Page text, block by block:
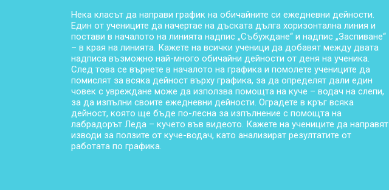
Нека класът да направи график на обичайните си ежедневни дейности.
Един от учениците да начертае на дъската дълга хоризонтална линия и
постави в началото на линията надпис „Събуждане“ и надпис „Заспиване“
– в края на линията. Кажете на всички ученици да добавят между двата
надписа възможно най-много обичайни дейности от деня на ученика.
След това се върнете в началото на графика и помолете учениците да
помислят за всяка дейност върху графика, за да определят дали един
човек с увреждане може да използва помощта на куче – водач на слепи,
за да изпълни своите ежедневни дейности. Оградете в кръг всяка
дейност, която ще бъде по-лесна за изпълнение с помощта на
лабрадорът Леда – кучето във видеото. Кажете на учениците да направят
изводи за ползите от куче-водач, като анализират резултатите от
работата по графика.